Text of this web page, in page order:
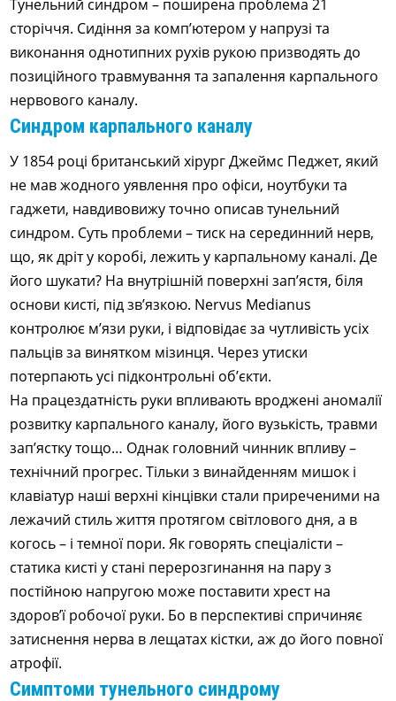
Тунельний синдром – поширена проблема 21
сторіччя. Сидіння за комп’ютером у напрузі та
виконання однотипних рухів рукою призводять до
позиційного травмування та запалення карпального
нервового каналу.
Синдром карпального каналу
У 1854 році британський хірург Джеймс Педжет, який
не мав жодного уявлення про офіси, ноутбуки та
гаджети, навдивовижу точно описав тунельний
синдром. Суть проблеми – тиск на серединний нерв,
що, як дріт у коробі, лежить у карпальному каналі. Де
його шукати? На внутрішній поверхні зап’ястя, біля
основи кисті, під зв’язкою. Nervus Medianus
контролює м’язи руки, і відповідає за чутливість усіх
пальців за винятком мізинця. Через утиски
потерпають усі підконтрольні об’єкти.
На працездатність руки впливають вроджені аномалії
розвитку карпального каналу, його вузькість, травми
зап’ястку тощо… Однак головний чинник впливу –
технічний прогрес. Тільки з винайденням мишок і
клавіатур наші верхні кінцівки стали приреченими на
лежачий стиль життя протягом світлового дня, а в
когось – і темної пори. Як говорять спеціалісти –
статика кисті у стані перерозгинання на пару з
постійною напругою може поставити хрест на
здоров’ї робочої руки. Бо в перспективі спричиняє
затиснення нерва в лещатах кістки, аж до його повної
атрофії.
Симптоми тунельного синдрому